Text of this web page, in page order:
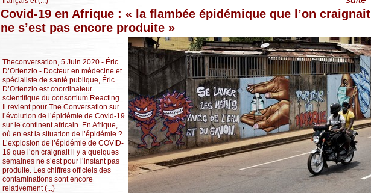
Covid-19 en Afrique : « la flambée épidémique que l’on craignait
ne s’est pas encore produite »
Theconversation, 5 Juin 2020 - Éric
D’Ortenzio - Docteur en médecine et
spécialiste de santé publique, Éric
D’Ortenzio est coordinateur
scientifique du consortium Reacting.
Il revient pour The Conversation sur
l’évolution de l’épidémie de Covid-19
sur le continent africain. En Afrique,
où en est la situation de l’épidémie ?
L’explosion de l’épidémie de COVID-
19 que l’on craignait il y a quelques
semaines ne s’est pour l’instant pas
produite. Les chiffres officiels des
contaminations sont encore
relativement (...)